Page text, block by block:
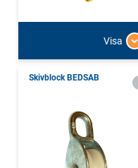
Visa
Skivblock BEDSAB